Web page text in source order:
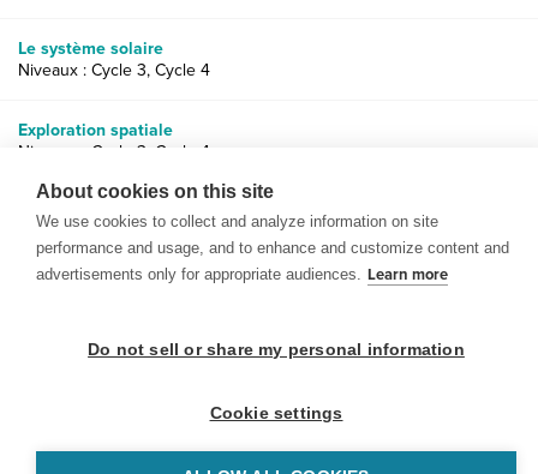
Le système solaire
Niveaux : Cycle 3, Cycle 4
Exploration spatiale
Niveaux : Cycle 3, Cycle 4
About cookies on this site
We use cookies to collect and analyze information on site
performance and usage, and to enhance and customize content and
advertisements only for appropriate audiences. Learn more
Do not sell or share my personal information
Cookie settings